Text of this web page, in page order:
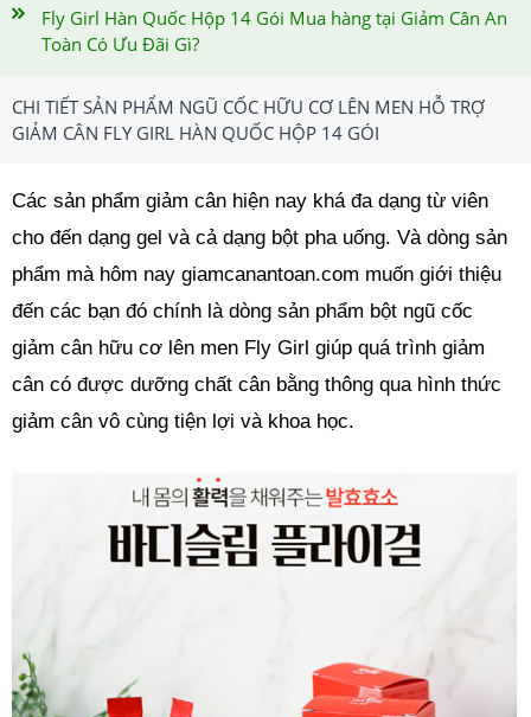
Fly Girl Hàn Quốc Hộp 14 Gói Mua hàng tại Giảm Cân An
Toàn Có Ưu Đãi Gì?
CHI TIẾT SẢN PHẨM NGŨ CỐC HỮU CƠ LÊN MEN HỖ TRỢ
GIẢM CÂN FLY GIRL HÀN QUỐC HỘP 14 GÓI
Các sản phẩm giảm cân hiện nay khá đa dạng từ viên
cho đến dạng gel và cả dạng bột pha uống. Và dòng sản
phẩm mà hôm nay giamcanantoan.com muốn giới thiệu
đến các bạn đó chính là dòng sản phẩm bột ngũ cốc
giảm cân hữu cơ lên men Fly Girl giúp quá trình giảm
cân có được dưỡng chất cân bằng thông qua hình thức
giảm cân vô cùng tiện lợi và khoa học.